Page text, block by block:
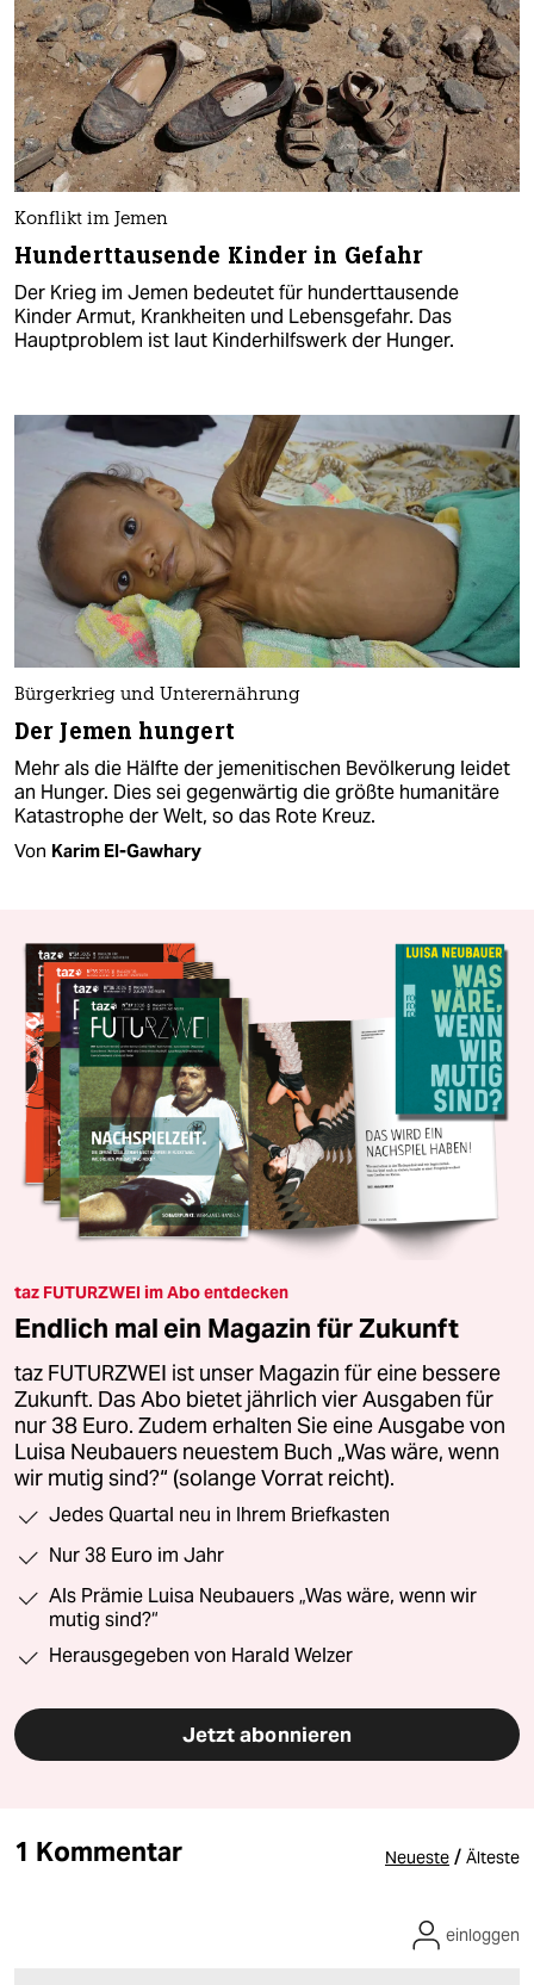
Konflikt im Jemen
Hunderttausende Kinder in Gefahr
Der Krieg im Jemen bedeutet für hunderttausende
Kinder Armut, Krankheiten und Lebensgefahr. Das
Hauptproblem ist laut Kinderhilfswerk der Hunger.
Bürgerkrieg und Unterernährung
Der Jemen hungert
Mehr als die Hälfte der jemenitischen Bevölkerung leidet
an Hunger. Dies sei gegenwärtig die größte humanitäre
Katastrophe der Welt, so das Rote Kreuz.
Von Karim El-Gawhary
taz FUTURZWEI im Abo entdecken
Endlich mal ein Magazin für Zukunft
taz FUTURZWEI ist unser Magazin für eine bessere
Zukunft. Das Abo bietet jährlich vier Ausgaben für
nur 38 Euro. Zudem erhalten Sie eine Ausgabe von
Luisa Neubauers neuestem Buch „Was wäre, wenn
wir mutig sind?“ (solange Vorrat reicht).
Jedes Quartal neu in Ihrem Briefkasten
Nur 38 Euro im Jahr
Als Prämie Luisa Neubauers „Was wäre, wenn wir
mutig sind?“
Herausgegeben von Harald Welzer
Jetzt abonnieren
1 Kommentar Neueste / Älteste
einloggen